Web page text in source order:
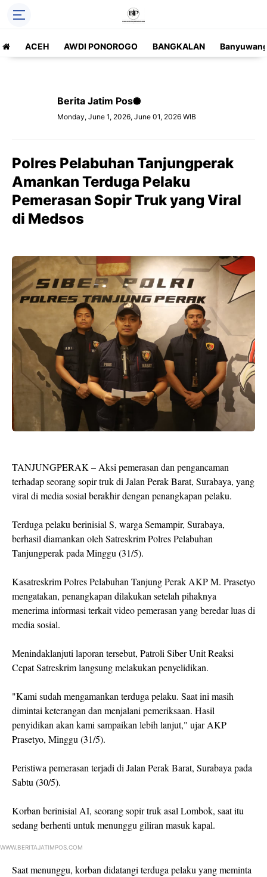
ACEH AWDI PONOROGO BANGKALAN
Berita Jatim Pos
Monday, June 1, 2026, June 01, 2026 WIB
Polres Pelabuhan Tanjungperak
Amankan Terduga Pelaku
Pemerasan Sopir Truk yang Viral
di Medsos
TANJUNGPERAK – Aksi pemerasan dan pengancaman
terhadap seorang sopir truk di Jalan Perak Barat, Surabaya, yang
viral di media sosial berakhir dengan penangkapan pelaku.
Terduga pelaku berinisial S, warga Semampir, Surabaya,
berhasil diamankan oleh Satreskrim Polres Pelabuhan
Tanjungperak pada Minggu (31/5).
Kasatreskrim Polres Pelabuhan Tanjung Perak AKP M. Prasetyo
mengatakan, penangkapan dilakukan setelah pihaknya
menerima informasi terkait video pemerasan yang beredar luas di
media sosial.
Menindaklanjuti laporan tersebut, Patroli Siber Unit Reaksi
Cepat Satreskrim langsung melakukan penyelidikan.
"Kami sudah mengamankan terduga pelaku. Saat ini masih
dimintai keterangan dan menjalani pemeriksaan. Hasil
penyidikan akan kami sampaikan lebih lanjut," ujar AKP
Prasetyo, Minggu (31/5).
Peristiwa pemerasan terjadi di Jalan Perak Barat, Surabaya pada
Sabtu (30/5).
Korban berinisial AI, seorang sopir truk asal Lombok, saat itu
sedang berhenti untuk menunggu giliran masuk kapal.
WWW.BERITAJATIMPOS.COM
Saat menunggu, korban didatangi terduga pelaku yang meminta